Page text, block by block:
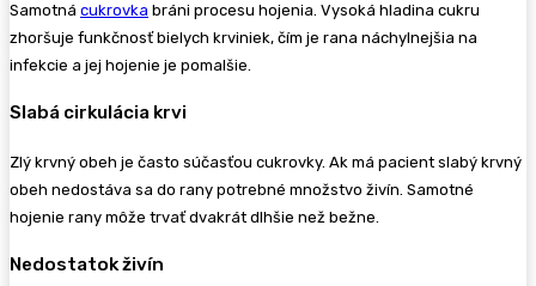
Samotná cukrovka bráni procesu hojenia. Vysoká hladina cukru
zhoršuje funkčnosť bielych krviniek, čím je rana náchylnejšia na
infekcie a jej hojenie je pomalšie.
Slabá cirkulácia krvi
Zlý krvný obeh je často súčasťou cukrovky. Ak má pacient slabý krvný
obeh nedostáva sa do rany potrebné množstvo živín. Samotné
hojenie rany môže trvať dvakrát dlhšie než bežne.
Nedostatok živín